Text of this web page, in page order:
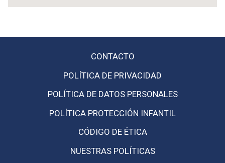
diapositivas
se
CONTACTO
POLÍTICA DE PRIVACIDAD
POLÍTICA DE DATOS PERSONALES
POLÍTICA PROTECCIÓN INFANTIL
CÓDIGO DE ÉTICA
NUESTRAS POLÍTICAS